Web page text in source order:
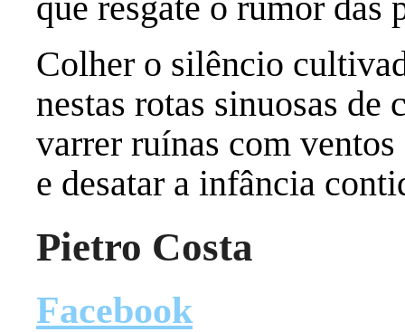
Colher o silêncio
nestas rotas sinuosas de
varrer ruínas com
e desatar a infância
Pietro Costa
Facebook